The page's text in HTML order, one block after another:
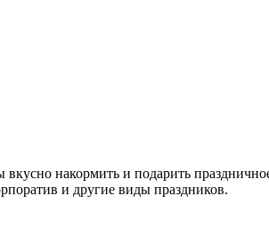
накормить и подарить
и другие виды праздников.